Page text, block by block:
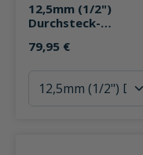
12,5mm (1/2")
Durchsteck-
Garnitur 13-teilig
79,95 €